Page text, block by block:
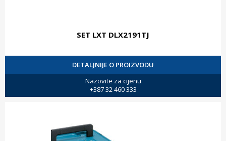
SET LXT DLX2191TJ
DETALJNIJE O PROIZVODU
Nazovite za cijenu
+387 32 460 333